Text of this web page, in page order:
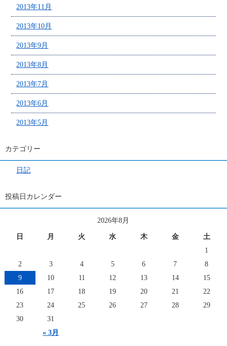
2013年11月
2013年10月
2013年9月
2013年8月
2013年7月
2013年6月
2013年5月
カテゴリー
日記
投稿日カレンダー
2026年8月
日 月 火 水 木 金 土
« 3月
1
2
3 4 5 6 7
8
9
10 11 12 13 14
15
16
17 18 19 20 21
22
23
24 25 26 27 28
29
30
31